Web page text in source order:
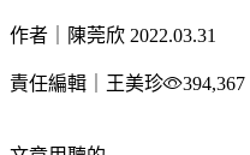
作者｜陳莞欣 2022.03.31
責任編輯｜王美珍 394,367